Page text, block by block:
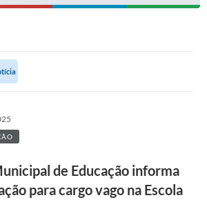
de Educação informa
para cargo vago na Escola